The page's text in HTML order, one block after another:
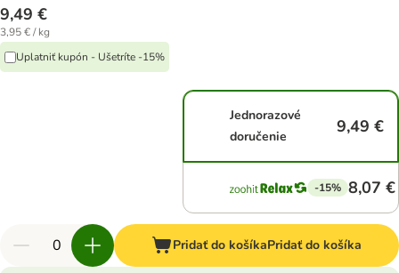
9,49 €
3,95 € / kg
Uplatniť kupón - Ušetríte -15%
Jednorazové
doručenie
9,49 €
-15% 8,07 €
Pridať do košíkaPridať do košíka